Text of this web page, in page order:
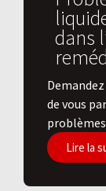
dans
de vous
Lire la